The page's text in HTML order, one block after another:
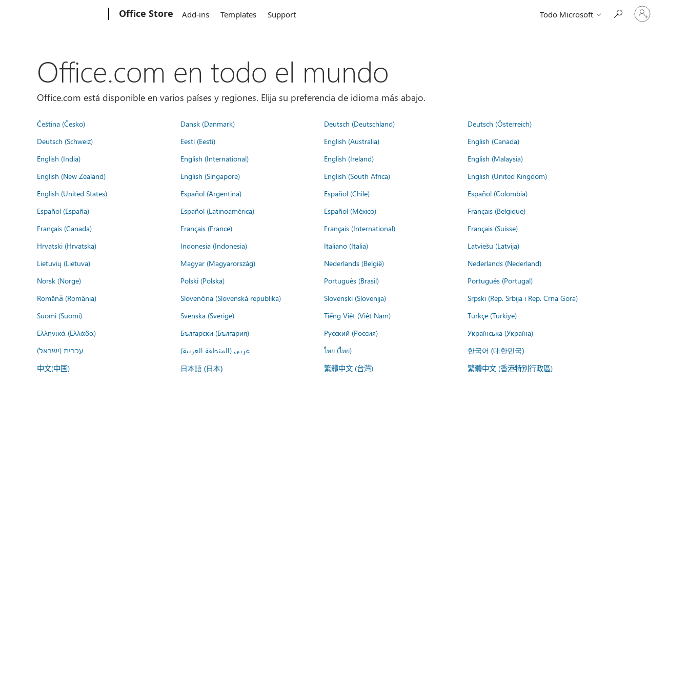
Office Store Add-ins Templates Support Todo Microsoft
Iniciar
sesión
Office.com en todo el mundo
Office.com está disponible en varios países y regiones. Elija su preferencia de idioma más abajo.
Čeština (Česko) Dansk (Danmark) Deutsch (Deutschland)
Deutsch (Österreich)
Deutsch (Schweiz)
Eesti (Eesti) English (Australia)
English (Canada)
English (India)
English (International) English (Ireland)
English (Malaysia)
English (New Zealand)
English (Singapore) English (South Africa)
English (United Kingdom)
English (United States)
Español (Argentina) Español (Chile)
Español (Colombia)
Español (España)
Español (Latinoamérica) Español (México)
Français (Belgique)
Français (Canada)
Français (France) Français (International)
Français (Suisse)
Hrvatski (Hrvatska)
Indonesia (Indonesia) Italiano (Italia)
Latviešu (Latvija)
Lietuvių (Lietuva)
Magyar (Magyarország) Nederlands (België)
Nederlands (Nederland)
Norsk (Norge)
Polski (Polska) Português (Brasil)
Português (Portugal)
Română (România)
Slovenčina (Slovenská republika) Slovenski (Slovenija)
Srpski (Rep. Srbija i Rep. Crna Gora)
Suomi (Suomi)
Svenska (Sverige) Tiếng Việt (Việt Nam)
Türkçe (Türkiye)
Ελληνικά (Ελλάδα)
Български (България) Русский (Россия)
Українська (Україна)
עברית (ישראל)
عربي (المنطقة العربية) ไทย (ไทย) 한국어 (대한민국)
中文(中国) 日本語 (日本) 繁體中文 (台灣) 繁體中文 (香港特別行政區)